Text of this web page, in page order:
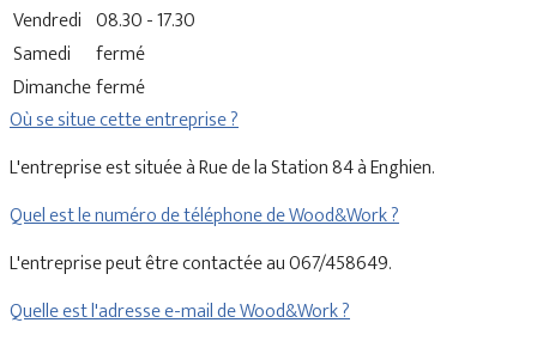
Vendredi 08.30 - 17.30
Samedi
fermé
Dimanchefermé
Où se situe cette entreprise ?
L'entreprise est située à Rue de la Station 84 à Enghien.
Quel est le numéro de téléphone de Wood&Work ?
L'entreprise peut être contactée au 067/458649.
Quelle est l'adresse e-mail de Wood&Work ?